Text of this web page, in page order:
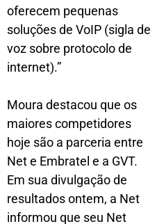
oferecem pequenas
soluções de VoIP (sigla de
voz sobre protocolo de
internet).”
Moura destacou que os
maiores competidores
hoje são a parceria entre
Net e Embratel e a GVT.
Em sua divulgação de
resultados ontem, a Net
informou que seu Net